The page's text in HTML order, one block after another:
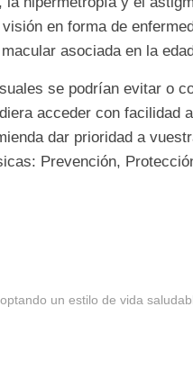
en forma de
asociada en la
se podrían evitar o
acceder con facilidad
dar prioridad a
Prevención,
un estilo de vida